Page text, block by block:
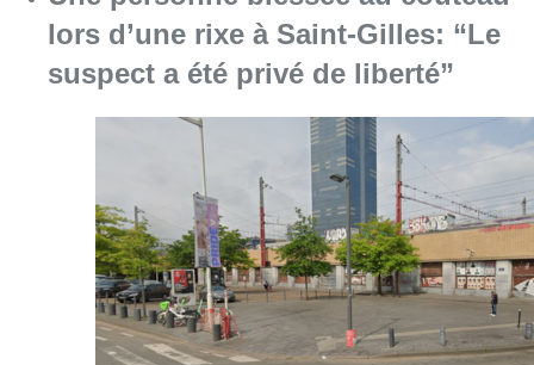
lors d’une rixe à Saint-Gilles: “Le
suspect a été privé de liberté”